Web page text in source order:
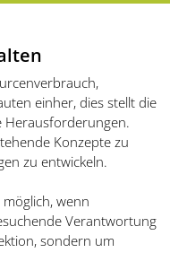
einher, dies stellt die
Herausforderungen.
Konzepte zu
zu entwickeln.
wenn
Verantwortung
sondern um